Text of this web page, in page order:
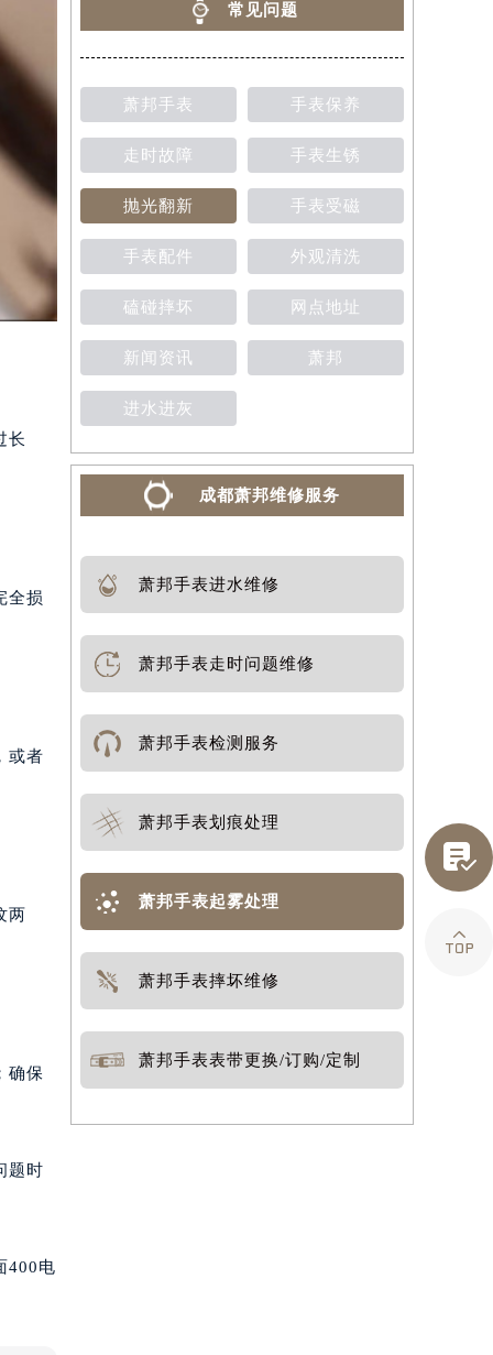
长
全损
或者
两
确保
题时
400电
常见问题
萧邦手表 手表保养
走时故障 手表生锈
抛光翻新 手表受磁
手表配件 外观清洗
磕碰摔坏 网点地址
新闻资讯 萧邦
进水进灰
成都萧邦维修服务
萧邦手表进水维修
萧邦手表走时问题维修
萧邦手表检测服务
萧邦手表划痕处理
萧邦手表起雾处理
萧邦手表摔坏维修
萧邦手表表带更换/订购/定制

